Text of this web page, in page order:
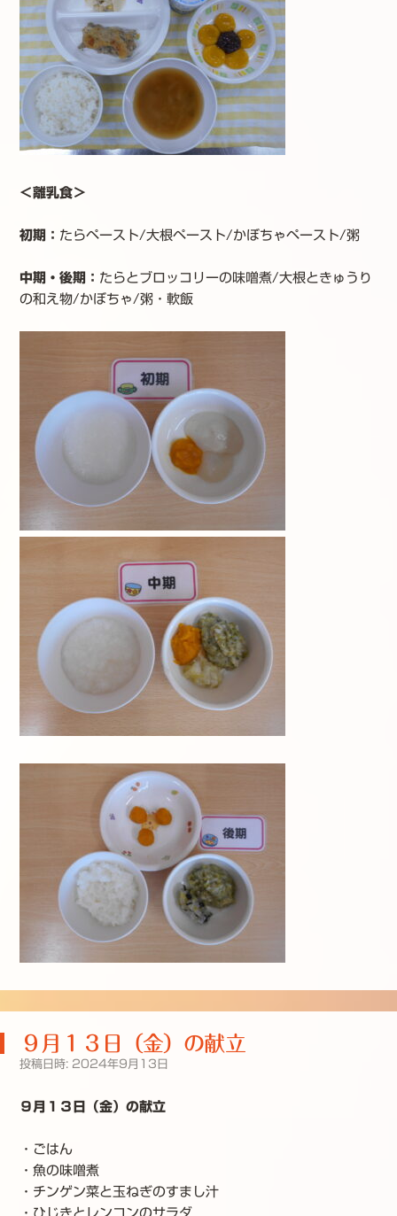
＜離乳食＞
初期： たらペースト/大根ペースト/かぼちゃペースト/粥
中期・後期： たらとブロッコリーの味噌煮/大根ときゅうり
の和え物/かぼちゃ/粥・軟飯
９月１３日（金）の献立
投稿日時: 2024年9月13日
９月１３日（金）の献立
・ごはん
・魚の味噌煮
・チンゲン菜と玉ねぎのすまし汁
・ひじきとレンコンのサラダ